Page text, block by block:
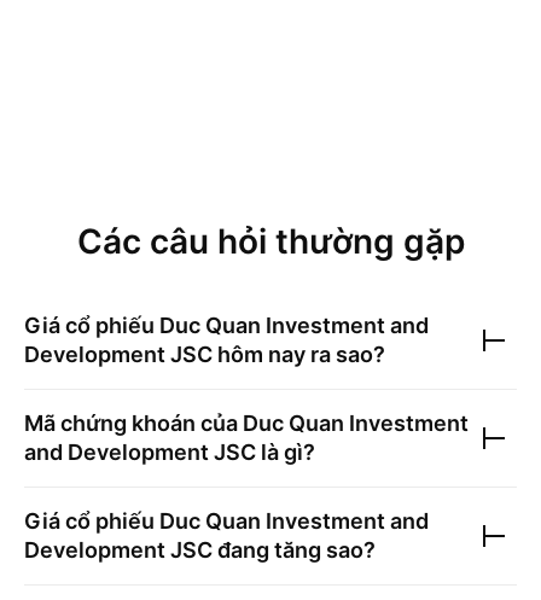
Các câu hỏi thường gặp
Giá cổ phiếu Duc Quan Investment and
Development JSC hôm nay ra sao?
Mã chứng khoán của Duc Quan Investment
and Development JSC là gì?
Giá cổ phiếu Duc Quan Investment and
Development JSCđang tăng sao?